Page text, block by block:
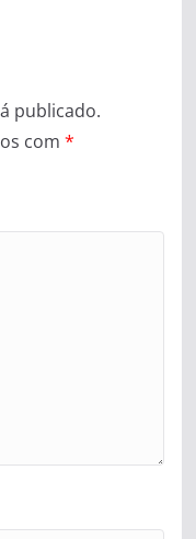
publicado.
com *